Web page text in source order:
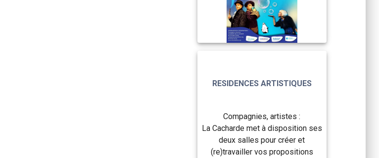
RESIDENCES ARTISTIQUES
Compagnies, artistes :
La Cacharde met à disposition ses
deux salles pour créer et
(re)travailler vos propositions